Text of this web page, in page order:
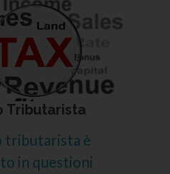
Tributarista
tributarista è
in questioni